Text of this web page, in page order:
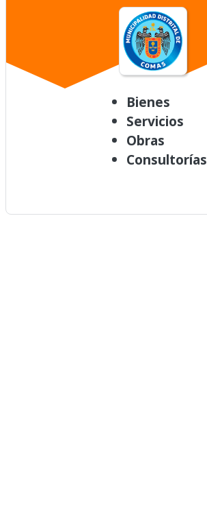
Bienes
Servicios
Obras
Consultorías